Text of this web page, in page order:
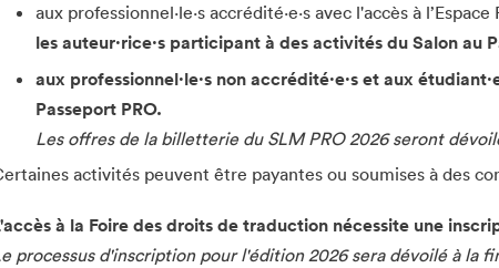
aux professionnel·le·s accrédité·e·s avec l'accès à l’Espace
les auteur·rice·s participant à des activités du Salon au
aux professionnel·le·s non accrédité·e·s et aux
Passeport PRO.
Les offres de la billetterie du SLM PRO 2026 seront
activités peuvent être payantes ou soumises à des
à la Foire des droits de traduction nécessite une
processus d'inscription pour l'édition 2026 sera dévoilé à la